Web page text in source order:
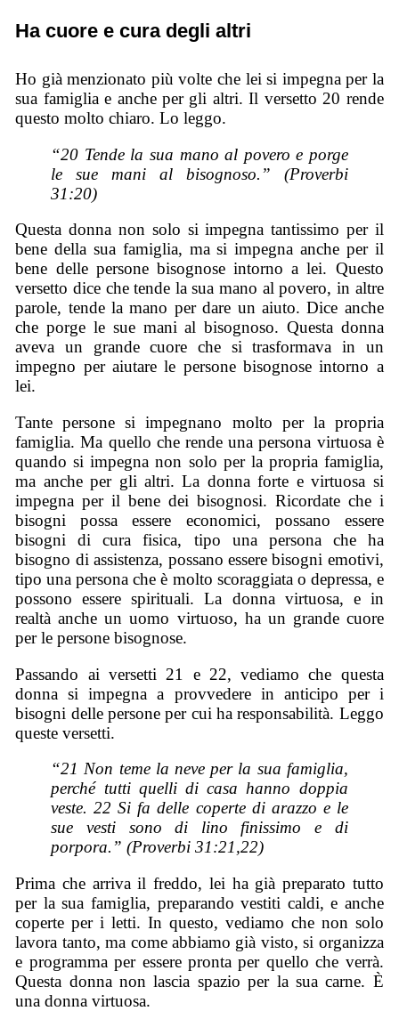
Ha cuore e cura degli altri
Ho già menzionato più volte che lei si impegna per la
sua famiglia e anche per gli altri. Il versetto 20 rende
questo molto chiaro. Lo leggo.
“20 Tende la sua mano al povero e porge
le sue mani al bisognoso.” (Proverbi
31:20)
Questa donna non solo si impegna tantissimo per il
bene della sua famiglia, ma si impegna anche per il
bene delle persone bisognose intorno a lei. Questo
versetto dice che tende la sua mano al povero, in altre
parole, tende la mano per dare un aiuto. Dice anche
che porge le sue mani al bisognoso. Questa donna
aveva un grande cuore che si trasformava in un
impegno per aiutare le persone bisognose intorno a
lei.
Tante persone si impegnano molto per la propria
famiglia. Ma quello che rende una persona virtuosa è
quando si impegna non solo per la propria famiglia,
ma anche per gli altri. La donna forte e virtuosa si
impegna per il bene dei bisognosi. Ricordate che i
bisogni possa essere economici, possano essere
bisogni di cura fisica, tipo una persona che ha
bisogno di assistenza, possano essere bisogni emotivi,
tipo una persona che è molto scoraggiata o depressa, e
possono essere spirituali. La donna virtuosa, e in
realtà anche un uomo virtuoso, ha un grande cuore
per le persone bisognose.
Passando ai versetti 21 e 22, vediamo che questa
donna si impegna a provvedere in anticipo per i
bisogni delle persone per cui ha responsabilità. Leggo
queste versetti.
“21 Non teme la neve per la sua famiglia,
perché tutti quelli di casa hanno doppia
veste. 22 Si fa delle coperte di arazzo e le
sue vesti sono di lino finissimo e di
porpora.” (Proverbi 31:21,22)
Prima che arriva il freddo, lei ha già preparato tutto
per la sua famiglia, preparando vestiti caldi, e anche
coperte per i letti. In questo, vediamo che non solo
lavora tanto, ma come abbiamo già visto, si organizza
e programma per essere pronta per quello che verrà.
Questa donna non lascia spazio per la sua carne. È
una donna virtuosa.